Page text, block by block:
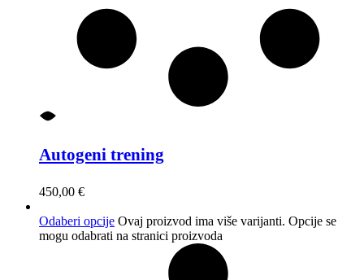
Autogeni trening
450,00 €
Odaberi opcije Ovaj proizvod ima više varijanti. Opcije se
mogu odabrati na stranici proizvoda